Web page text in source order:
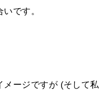
です。
ージですが (そして私